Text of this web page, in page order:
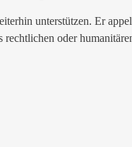
unterstützen. Er
oder